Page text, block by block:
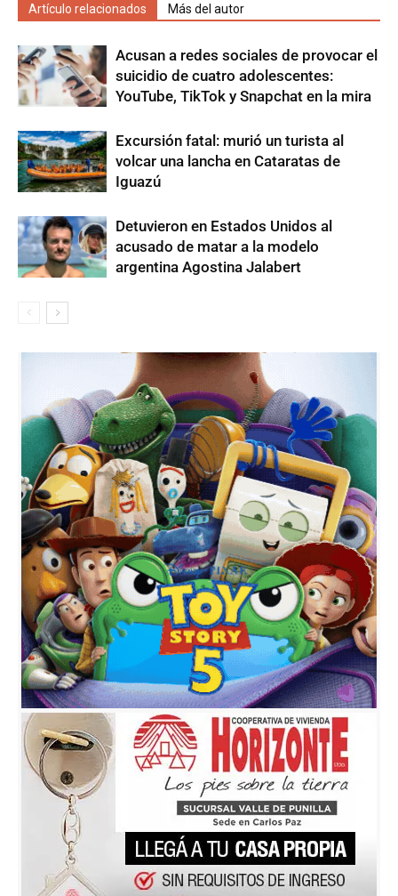
Artículo relacionados Más del autor
Acusan a redes sociales de provocar el
suicidio de cuatro adolescentes:
YouTube, TikTok y Snapchat en la mira
Excursión fatal: murió un turista al
volcar una lancha en Cataratas de
Iguazú
Detuvieron en Estados Unidos al
acusado de matar a la modelo
argentina Agostina Jalabert